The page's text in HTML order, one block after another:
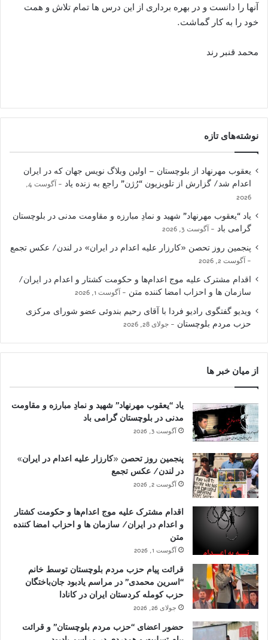
آنها را دانست و در بهره برداری از این درس ها تمام تلاش و همت
خود را به کار گماشت.
محمد قنبر رند
نوشته‌های تازه
یعقوب مهرنهاد از بلوچستان – اولین وبلاگ نویس جهان که در ایران
اعدام شد/ گزارش از تلویزیون “رُژن” راجع به زنده یاد
آگوست 4,
2026
یاد “یعقوب مهرنهاد” شهید و نمادِ مبارزه و مقاومت مدنی در بلوچستان
گرامی باد
آگوست 3, 2026
پنجمین روز تحصن «کارزار علیه اعدام در ایران» در لندن/ عکس تجمع
آگوست 2, 2026
اقدام مشترک علیه موج اعدام‌ها و حکومت کشتار و اعدام در ایران/
سازمان ها و احزاب امضا کننده متن
آگوست 1, 2026
ویدیو گفتگوی رادیو فردا با آقای رحیم بندوئی عضو شورای مرکزی
حزب مردم بلوچستان
جولای 28, 2026
از میان خبر ها
یاد “یعقوب مهرنهاد” شهید و نمادِ مبارزه و مقاومت
مدنی در بلوچستان گرامی باد
آگوست 3, 2026
پنجمین روز تحصن «کارزار علیه اعدام در ایران»
در لندن/ عکس تجمع
آگوست 2, 2026
اقدام مشترک علیه موج اعدام‌ها و حکومت کشتار
و اعدام در ایران/ سازمان ها و احزاب امضا کننده
متن
آگوست 1, 2026
قرائت پیام حزب مردم بلوچستان توسط خانم
“اسرین محمدی” در مراسم یادبود جان‌باختگان
حزب کومله کردستان ایران در کانادا
جولای 26, 2026
حضور اعضای “حزب مردم بلوچستان” و قرائت